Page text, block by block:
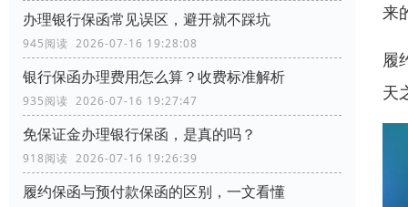
办理银行保函常见误区，避开就不踩坑
945阅读 2026-07-16 19:28:08
银行保函办理费用怎么算？收费标准解析
935阅读 2026-07-16 19:27:47
免保证金办理银行保函，是真的吗？
918阅读 2026-07-16 19:26:39
履约保函与预付款保函的区别，一文看懂
来
履
天